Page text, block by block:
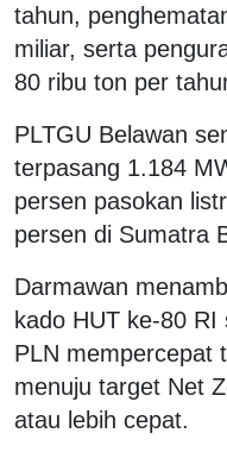
tahun,
miliar, serta
80 ribu ton per
PLTGU Belawan
terpasang 1.184
persen pasokan
persen di Sumatra
Darmawan
kado HUT ke-80
PLN mempercepat
menuju target Net
atau lebih cepat.